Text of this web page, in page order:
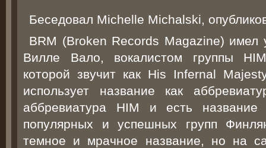
Беседовал Michelle Michalski,
BRM (Broken Records Magazine) имел
Вилле Вало, вокалистом группы
которой звучит как His Infernal
использует название как
аббревиатура HIM и есть
популярных и успешных групп
темное и мрачное название, но на